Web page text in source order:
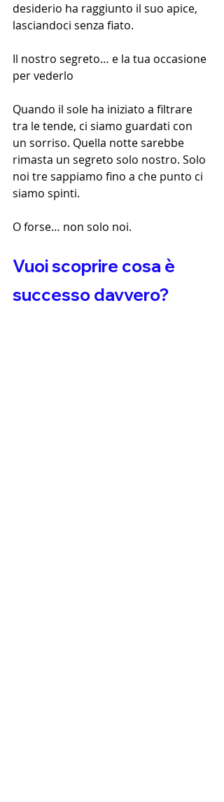
desiderio ha raggiunto il suo apice,
lasciandoci senza fiato.
Il nostro segreto… e la tua occasione
per vederlo
Quando il sole ha iniziato a filtrare
tra le tende, ci siamo guardati con
un sorriso. Quella notte sarebbe
rimasta un segreto solo nostro. Solo
noi tre sappiamo fino a che punto ci
siamo spinti.
O forse… non solo noi.
Vuoi scoprire cosa è
successo davvero?